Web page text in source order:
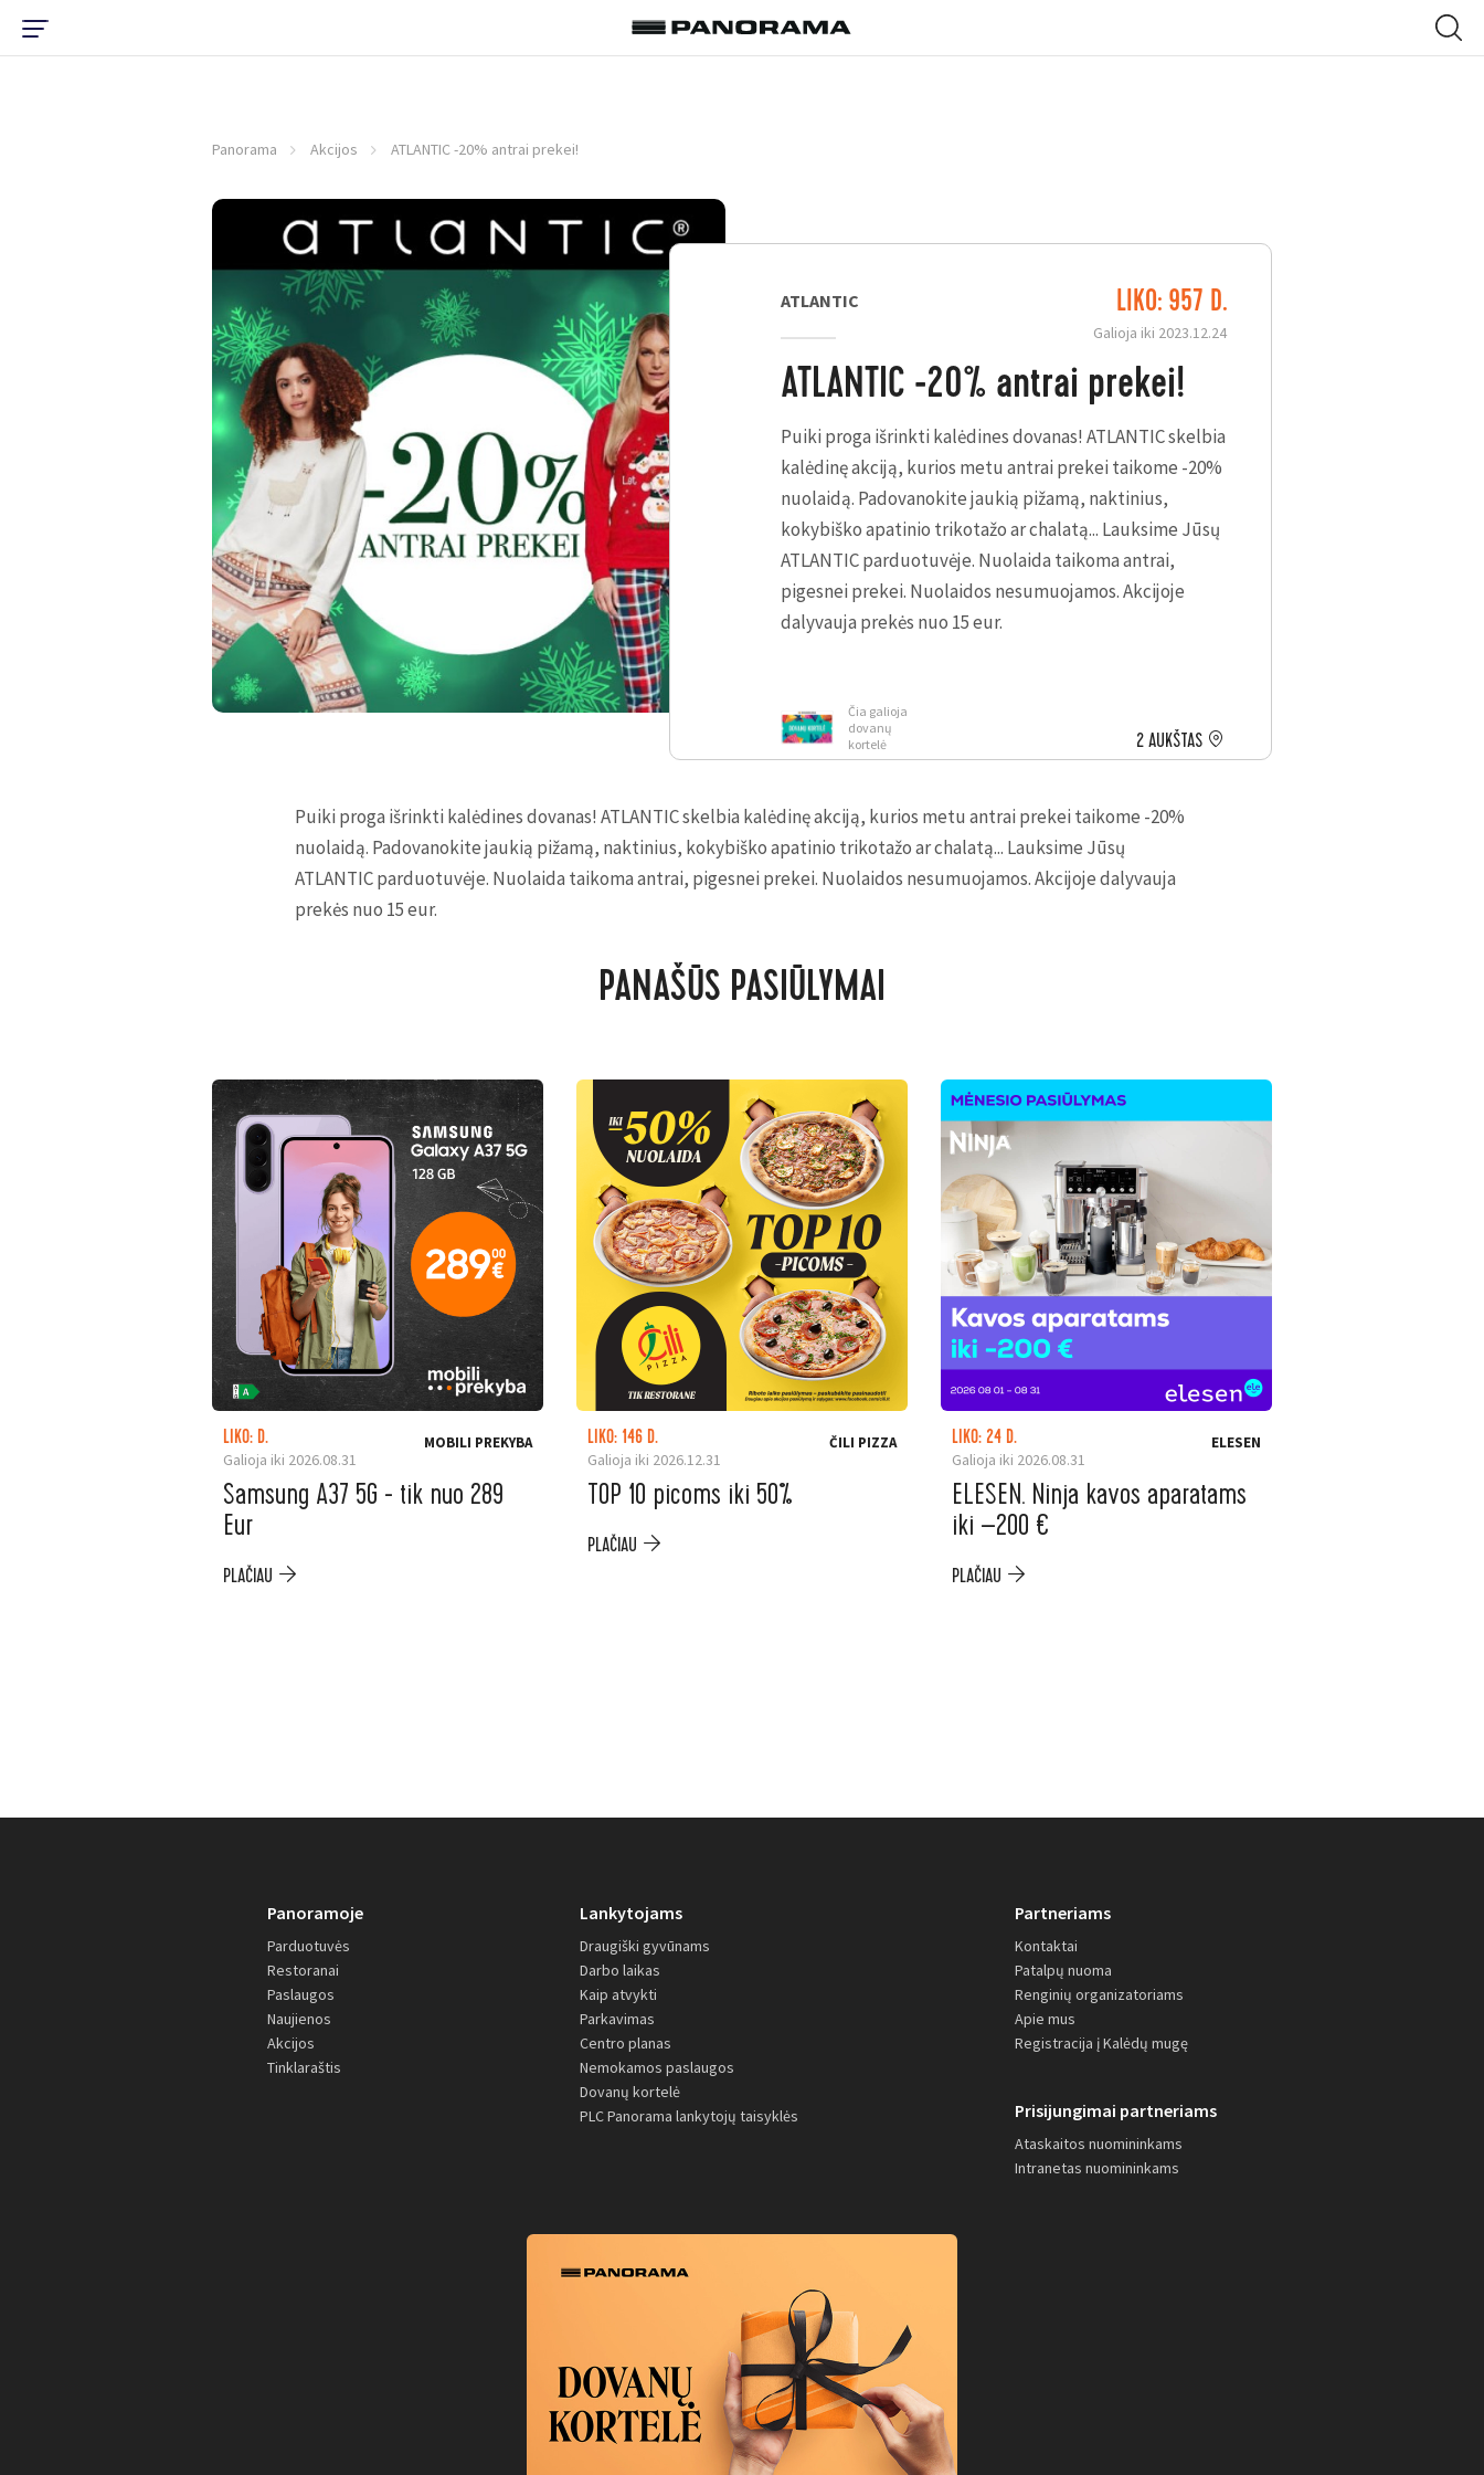
Panorama Akcijos ATLANTIC -20% antrai prekei!
ATLANTIC LIKO: 957 D.
Galioja iki 2023.12.24
ATLANTIC -20% antrai prekei!
Puiki proga išrinkti kalėdines dovanas! ATLANTIC skelbia
kalėdinę akciją, kurios metu antrai prekei taikome -20%
nuolaidą. Padovanokite jaukią pižamą, naktinius,
kokybiško apatinio trikotažo ar chalatą... Lauksime Jūsų
ATLANTIC parduotuvėje. Nuolaida taikoma antrai,
pigesnei prekei. Nuolaidos nesumuojamos. Akcijoje
dalyvauja prekės nuo 15 eur.
Čia galioja
dovanų
kortelė
2 AUKŠTAS
Puiki proga išrinkti kalėdines dovanas! ATLANTIC skelbia kalėdinę akciją, kurios metu antrai prekei taikome -20%
nuolaidą. Padovanokite jaukią pižamą, naktinius, kokybiško apatinio trikotažo ar chalatą... Lauksime Jūsų
ATLANTIC parduotuvėje. Nuolaida taikoma antrai, pigesnei prekei. Nuolaidos nesumuojamos. Akcijoje dalyvauja
prekės nuo 15 eur.
PANAŠŪS PASIŪLYMAI
LIKO: D.
Galioja iki 2026.08.31
MOBILI PREKYBA
Samsung A37 5G - tik nuo 289
Eur
PLAČIAU
LIKO: 146 D.
Galioja iki 2026.12.31
ČILI PIZZA
TOP 10 picoms iki 50%
PLAČIAU
LIKO: 24 D.
Galioja iki 2026.08.31
ELESEN
ELESEN. Ninja kavos aparatams
iki –200 €
PLAČIAU
Panoramoje
Parduotuvės
Restoranai
Paslaugos
Naujienos
Akcijos
Tinklaraštis
Lankytojams
Draugiški gyvūnams
Darbo laikas
Kaip atvykti
Parkavimas
Centro planas
Nemokamos paslaugos
Dovanų kortelė
PLC Panorama lankytojų taisyklės
Partneriams
Kontaktai
Patalpų nuoma
Renginių organizatoriams
Apie mus
Registracija į Kalėdų mugę
Prisijungimai partneriams
Ataskaitos nuomininkams
Intranetas nuomininkams